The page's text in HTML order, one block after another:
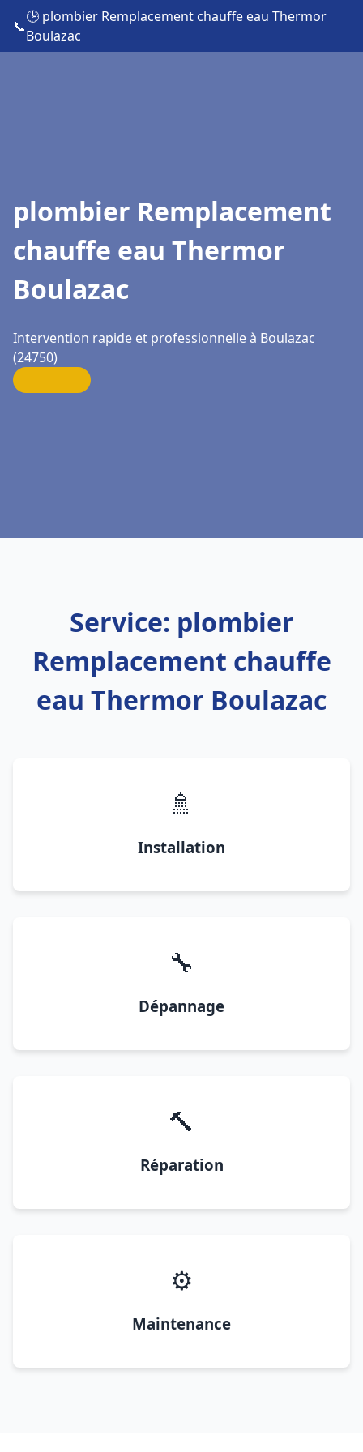
📞
🕒 plombier Remplacement chauffe eau Thermor
Boulazac
plombier Remplacement
chauffe eau Thermor
Boulazac
Intervention rapide et professionnelle à Boulazac
(24750)
Service: plombier
Remplacement chauffe
eau Thermor Boulazac
🚿
Installation
🔧
Dépannage
🔨
Réparation
⚙️
Maintenance